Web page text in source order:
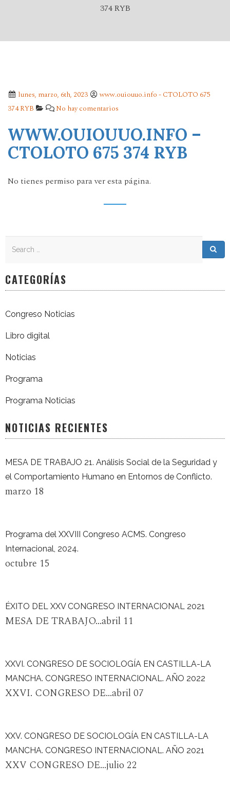
374 RYB
lunes, marzo, 6th, 2023
www.ouiouuo.info - CTOLOTO 675
374 RYB
No hay comentarios
WWW.OUIOUUO.INFO –
CTOLOTO 675 374 RYB
No tienes permiso para ver esta página.
CATEGORÍAS
Congreso Noticias
Libro digital
Noticias
Programa
Programa Noticias
NOTICIAS RECIENTES
MESA DE TRABAJO 21. Análisis Social de la Seguridad y
el Comportamiento Humano en Entornos de Conflicto.
marzo 18
Programa del XXVIII Congreso ACMS. Congreso
Internacional, 2024.
octubre 15
ÉXITO DEL XXV CONGRESO INTERNACIONAL 2021
MESA DE TRABAJO...abril 11
XXVI. CONGRESO DE SOCIOLOGÍA EN CASTILLA-LA
MANCHA. CONGRESO INTERNACIONAL. AÑO 2022
XXVI. CONGRESO DE...abril 07
XXV. CONGRESO DE SOCIOLOGÍA EN CASTILLA-LA
MANCHA. CONGRESO INTERNACIONAL. AÑO 2021
XXV CONGRESO DE...julio 22